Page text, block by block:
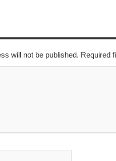
will not be published. Required